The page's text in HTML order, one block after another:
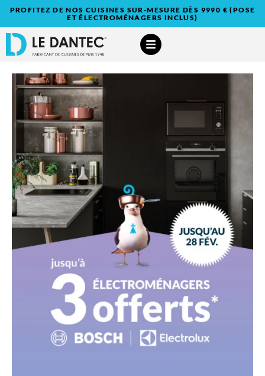
PROFITEZ DE NOS CUISINES SUR-MESURE DÈS 9990 € (POSE
ET ÉLECTROMÉNAGERS INCLUS)